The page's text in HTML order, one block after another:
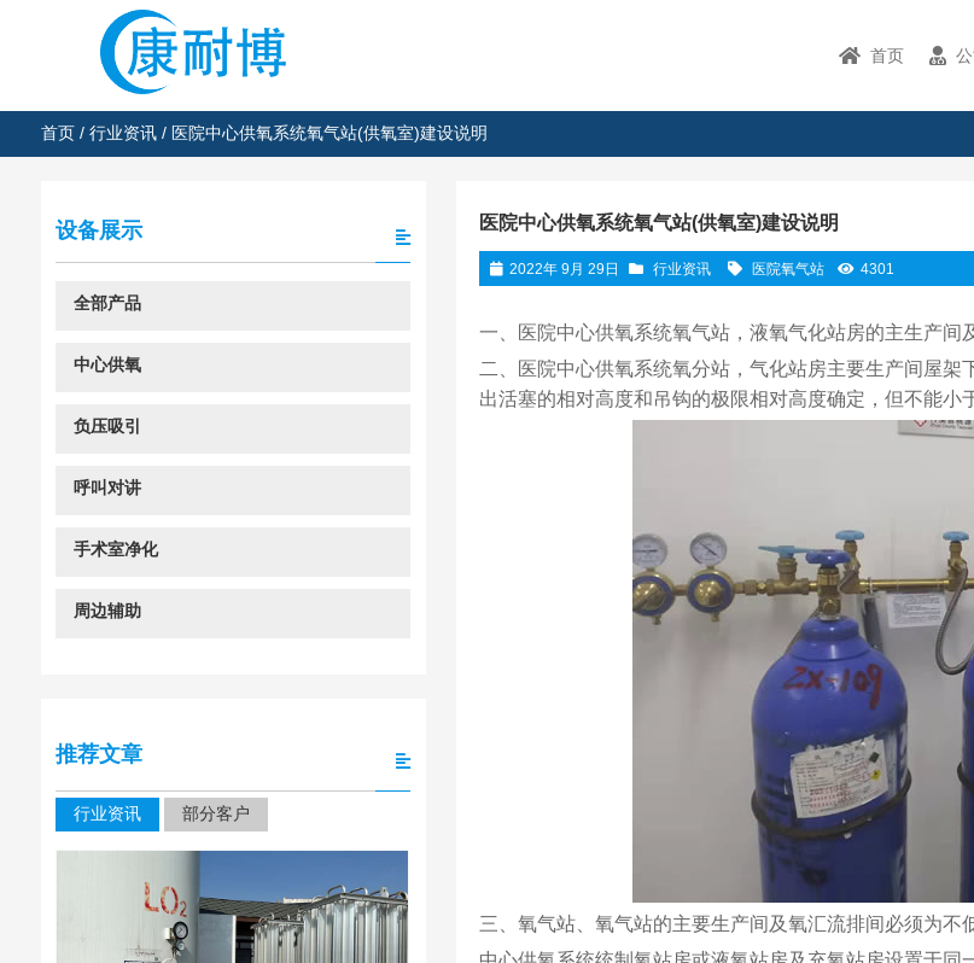
首页
首页/ 行业资讯/ 医院中心供氧系统氧气站(供氧室)建设说明
医院中心供氧系统氧气站(供氧室)建设说明
2022年 9月 29日 行业资讯 医院氧气站 4301
一、医院中心供氧系统氧气站，液氧气化站房的主生产间
二、医院中心供氧系统氧分站，气化站房主要生产间屋
出活塞的相对高度和吊钩的极限相对高度确定，但不能小
三、氧气站、氧气站的主要生产间及氧汇流排间必须为不
设备展示
全部产品
中心供氧
负压吸引
呼叫对讲
手术室净化
周边辅助
推荐文章
行业资讯 部分客户